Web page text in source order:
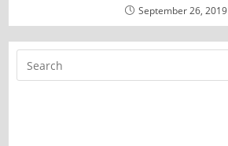
September 26, 2019